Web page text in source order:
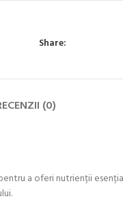
Share:
(0)
a oferi nutrienții